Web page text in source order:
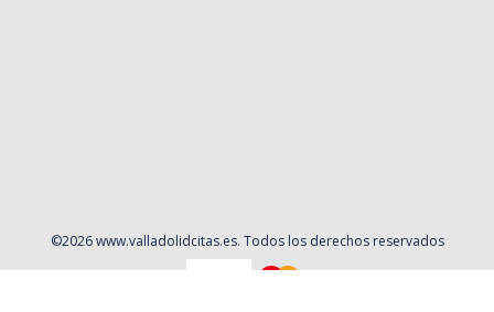
©2026 www.valladolidcitas.es. Todos los derechos reservados